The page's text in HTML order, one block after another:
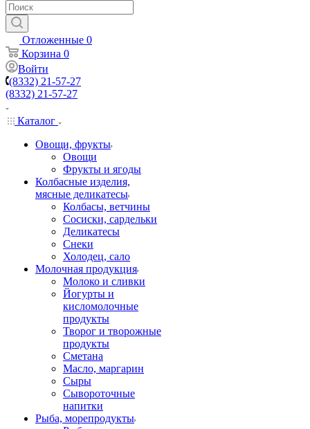
Отложенные 0
Корзина 0
Войти
(8332) 21-57-27
(8332) 21-57-27
Каталог
Овощи, фрукты
Овощи
Фрукты и ягоды
Колбасные изделия,
мясные деликатесы
Колбасы, ветчины
Сосиски, сардельки
Деликатесы
Снеки
Холодец, сало
Молочная продукция
Молоко и сливки
Йогурты и
кисломолочные
продукты
Творог и творожные
продукты
Сметана
Масло, маргарин
Сыры
Сывороточные
напитки
Рыба, морепродукты